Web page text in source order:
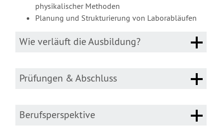
physikalischer Methoden
Planung und Strukturierung von Laborabläufen
Wie verläuft die Ausbildung?
Prüfungen & Abschluss
Berufsperspektive